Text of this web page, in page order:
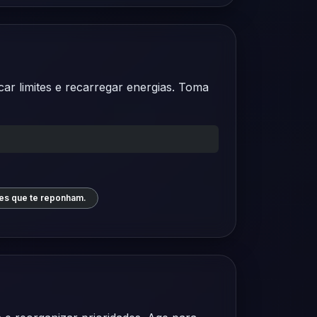
limites e recarregar energias. Toma
que te reponham.